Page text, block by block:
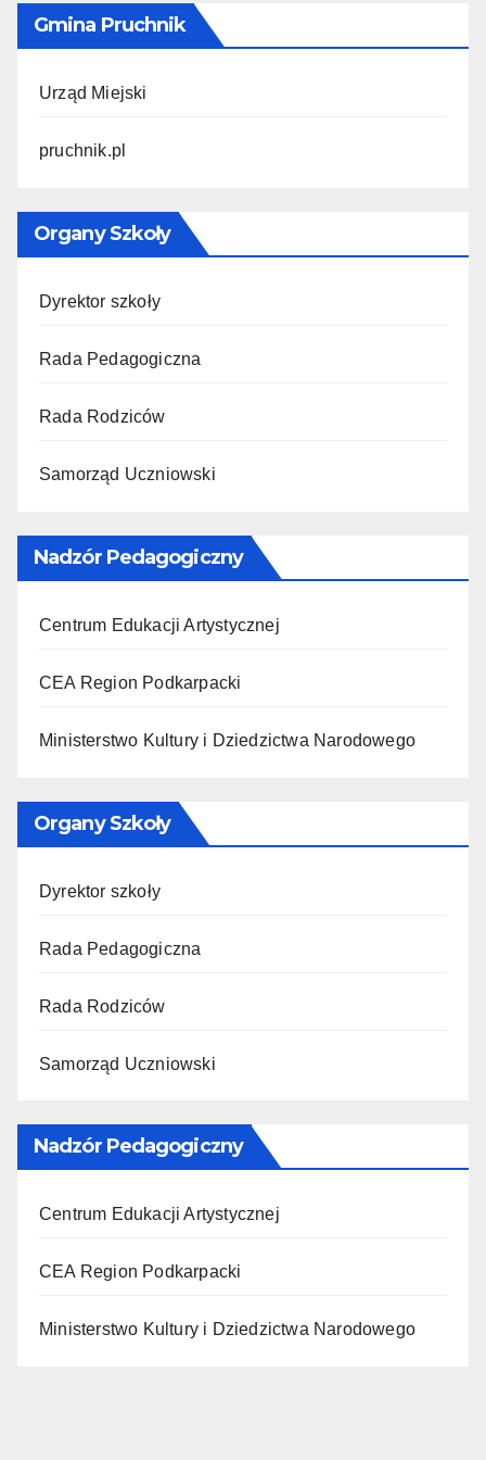
Gmina Pruchnik
Urząd Miejski
pruchnik.pl
Organy Szkoły
Dyrektor szkoły
Rada Pedagogiczna
Rada Rodziców
Samorząd Uczniowski
Nadzór Pedagogiczny
Centrum Edukacji Artystycznej
CEA Region Podkarpacki
Ministerstwo Kultury i Dziedzictwa Narodowego
Organy Szkoły
Dyrektor szkoły
Rada Pedagogiczna
Rada Rodziców
Samorząd Uczniowski
Nadzór Pedagogiczny
Centrum Edukacji Artystycznej
CEA Region Podkarpacki
Ministerstwo Kultury i Dziedzictwa Narodowego